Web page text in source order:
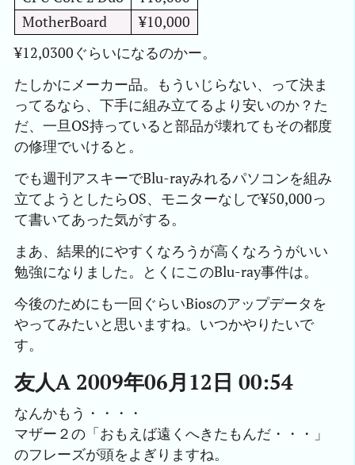
MotherBoard
¥10,000
¥12,0300ぐらいになるのかー。
たしかにメーカー品。もういじらない、って決ま
ってるなら、下手に組み立てるより安いのか？た
だ、一旦OS持っていると部品が壊れてもその都度
の修理でいけると。
でも週刊アスキーでBlu-rayみれるパソコンを組み
立てようとしたらOS、モニターなしで¥50,000っ
て書いてあった気がする。
まあ、結果的にやすくなろうが高くなろうがいい
勉強になりました。とくにこのBlu-ray事件は。
今後のためにも一回ぐらいBiosのアップデータを
やってみたいと思いますね。いつかやりたいで
す。
友人A 2009年06月12日 00:54
なんかもう・・・・
マザー２の「おもえば遠くへきたもんだ・・・」
のフレーズが頭をよぎりますね。